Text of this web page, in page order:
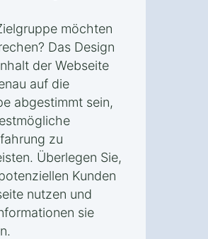
möchten
Das Design
der Webseite
auf die
abgestimmt sein,
zu
Überlegen Sie,
Kunden
nutzen und
sie